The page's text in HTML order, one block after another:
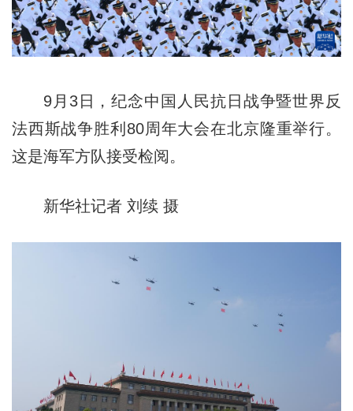
9月3日，纪念中国人民抗日战争暨世界反
法西斯战争胜利80周年大会在北京隆重举行。
这是海军方队接受检阅。
新华社记者 刘续 摄